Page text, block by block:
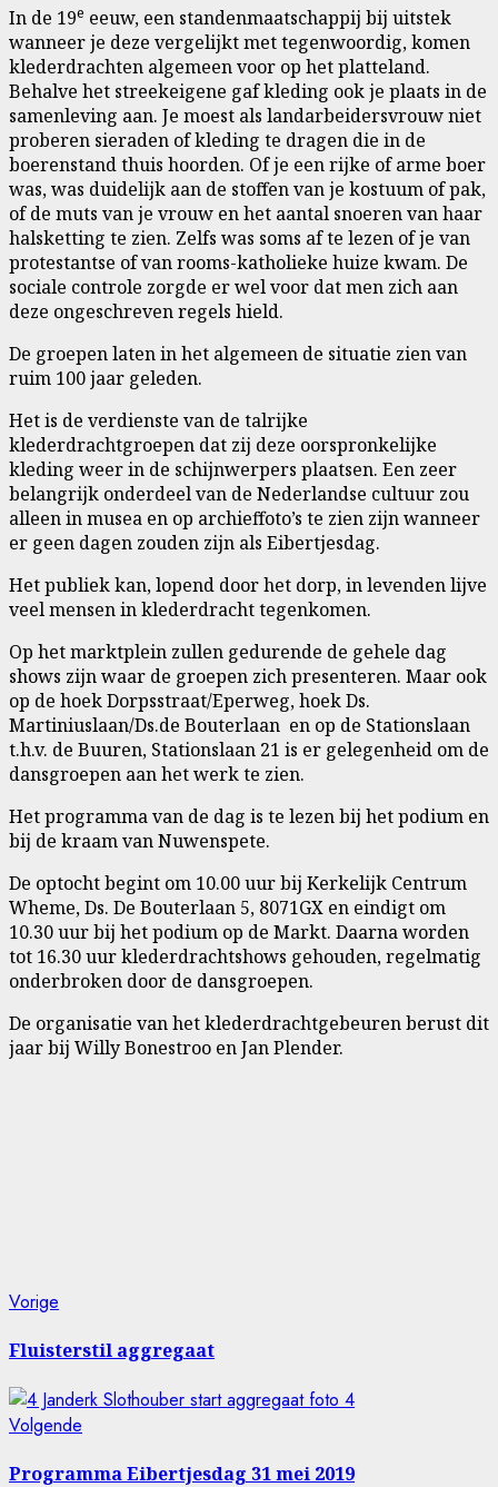
In de 19e eeuw, een standenmaatschappij bij uitstek
wanneer je deze vergelijkt met tegenwoordig, komen
klederdrachten algemeen voor op het platteland.
Behalve het streekeigene gaf kleding ook je plaats in de
samenleving aan. Je moest als landarbeidersvrouw niet
proberen sieraden of kleding te dragen die in de
boerenstand thuis hoorden. Of je een rijke of arme boer
was, was duidelijk aan de stoffen van je kostuum of pak,
of de muts van je vrouw en het aantal snoeren van haar
halsketting te zien. Zelfs was soms af te lezen of je van
protestantse of van rooms-katholieke huize kwam. De
sociale controle zorgde er wel voor dat men zich aan
deze ongeschreven regels hield.
De groepen laten in het algemeen de situatie zien van
ruim 100 jaar geleden.
Het is de verdienste van de talrijke
klederdrachtgroepen dat zij deze oorspronkelijke
kleding weer in de schijnwerpers plaatsen. Een zeer
belangrijk onderdeel van de Nederlandse cultuur zou
alleen in musea en op archieffoto’s te zien zijn wanneer
er geen dagen zouden zijn als Eibertjesdag.
Het publiek kan, lopend door het dorp, in levenden lijve
veel mensen in klederdracht tegenkomen.
Op het marktplein zullen gedurende de gehele dag
shows zijn waar de groepen zich presenteren. Maar ook
op de hoek Dorpsstraat/Eperweg, hoek Ds.
Martiniuslaan/Ds.de Bouterlaan en op de Stationslaan
t.h.v. de Buuren, Stationslaan 21 is er gelegenheid om de
dansgroepen aan het werk te zien.
Het programma van de dag is te lezen bij het podium en
bij de kraam van Nuwenspete.
De optocht begint om 10.00 uur bij Kerkelijk Centrum
Wheme, Ds. De Bouterlaan 5, 8071GX en eindigt om
10.30 uur bij het podium op de Markt. Daarna worden
tot 16.30 uur klederdrachtshows gehouden, regelmatig
onderbroken door de dansgroepen.
De organisatie van het klederdrachtgebeuren berust dit
jaar bij Willy Bonestroo en Jan Plender.
Bericht
navigatie
Vorige
Fluisterstil aggregaat
Volgende
Programma Eibertjesdag 31 mei 2019